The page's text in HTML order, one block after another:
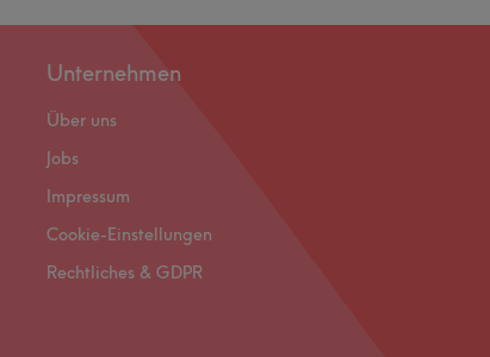
Unternehmen
Über uns
Jobs
Impressum
Cookie-Einstellungen
Rechtliches & GDPR